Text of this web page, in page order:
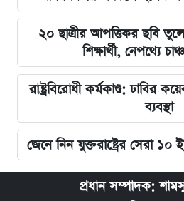
২০ ছাত্রীর আপত্তিকর ছবি
শিক্ষার্থী, নেপথ্যে
রাষ্ট্রবিরোধী কর্মকাণ্ড: ঢাবির
ব্যবস্থা
জেনে নিন যুক্তরাষ্ট্রের সেরা ১০
প্রধান সম্পাদক: